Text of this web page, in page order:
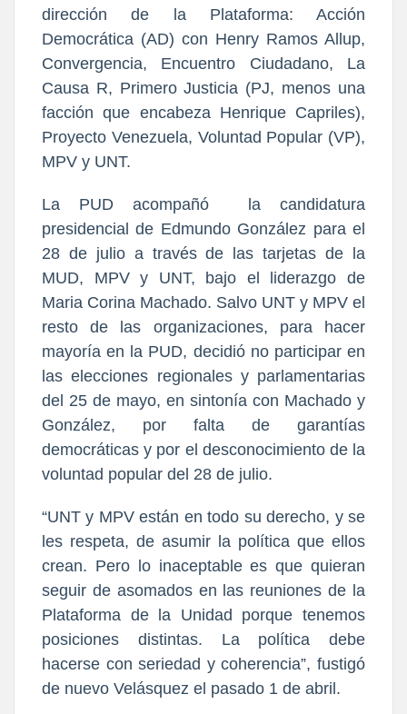
dirección de la Plataforma: Acción
Democrática (AD) con Henry Ramos Allup,
Convergencia, Encuentro Ciudadano, La
Causa R, Primero Justicia (PJ, menos una
facción que encabeza Henrique Capriles),
Proyecto Venezuela, Voluntad Popular (VP),
MPV y UNT.
La PUD acompañó la candidatura
presidencial de Edmundo González para el
28 de julio a través de las tarjetas de la
MUD, MPV y UNT, bajo el liderazgo de
Maria Corina Machado. Salvo UNT y MPV el
resto de las organizaciones, para hacer
mayoría en la PUD, decidió no participar en
las elecciones regionales y parlamentarias
del 25 de mayo, en sintonía con Machado y
González, por falta de garantías
democráticas y por el desconocimiento de la
voluntad popular del 28 de julio.
“UNT y MPV están en todo su derecho, y se
les respeta, de asumir la política que ellos
crean. Pero lo inaceptable es que quieran
seguir de asomados en las reuniones de la
Plataforma de la Unidad porque tenemos
posiciones distintas. La política debe
hacerse con seriedad y coherencia”, fustigó
de nuevo Velásquez el pasado 1 de abril.